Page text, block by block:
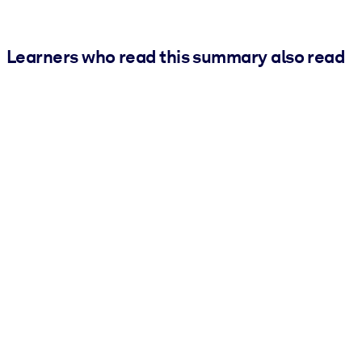
Learners who read this summary also read